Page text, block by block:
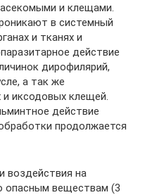
и клещами.
в системный
и тканях и
действие
дирофилярий,
а так же
иксодовых клещей.
действие
продолжается
воздействия на
опасным веществам (3